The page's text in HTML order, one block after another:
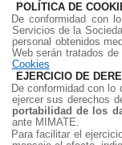
POLÍTICA DE
De conformidad con
Servicios de la
personal obtenidos
Web serán tratados
Cookies
EJERCICIO DE
De conformidad con lo
ejercer sus derechos
portabilidad de los
ante MIMATE.
Para facilitar el